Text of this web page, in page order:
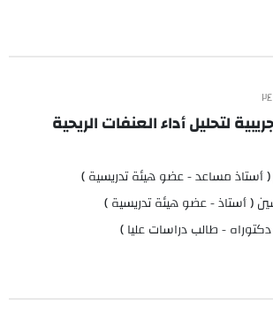
لتحليل أداء العنفات الريحية
أستاذ مساعد - عضو هيئة تدريسية )
( أستاذ - عضو هيئة تدريسية )
- طالب دراسات عليا )